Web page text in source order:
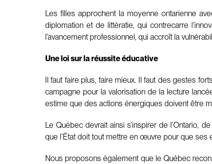
Les filles approchent la moyenne ontarienne
diplomation et de littératie, qui contrecarre
l’avancement professionnel, qui accroît la
Une loi sur la réussite éducative
Il faut faire plus, faire mieux. Il faut des gestes
campagne pour la valorisation de la lecture
estime que des actions énergiques doivent être
Le Québec devrait ainsi s’inspirer de l’Ontario,
que l’État doit tout mettre en œuvre pour que ses
Nous proposons également que le Québec